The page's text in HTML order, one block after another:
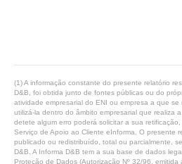
(1) A informação constante do presente relatório
D&B, foi obtida junto de fontes públicas ou do
atividade empresarial do ENI ou empresa a que
utilizá-la dentro do âmbito empresarial que realiza
detete algum erro poderá solicitar a sua
Serviço de Apoio ao Cliente eInforma. O presente
publicado ou redistribuído, total ou parcialmente,
D&B. A Informa D&B tem a sua base de dados
Proteção de Dados (Autorização Nº 32/96, emitida